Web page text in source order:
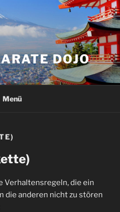
DOJO
Menü
Verhaltensregeln, die ein
die anderen nicht zu stören